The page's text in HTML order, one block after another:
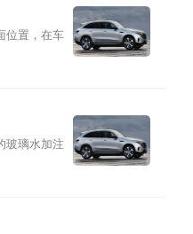
位置，在车
玻璃水加注